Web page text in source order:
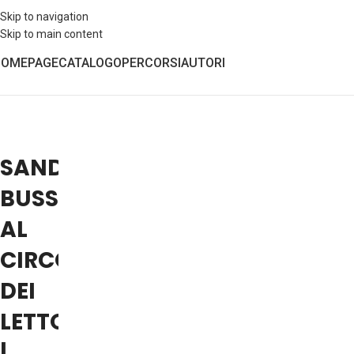
Skip to navigation
Skip to main content
CATALOGOPERCORSIAUTORI
SANDRO
BUSSO
AL
CIRCOLO
DEI
LETTORI